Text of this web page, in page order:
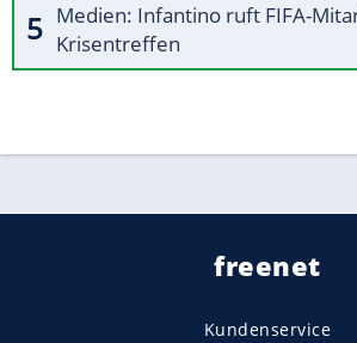
Medien: Infantino ruft FIFA-
Krisentreffen
freenet
Kundenservice